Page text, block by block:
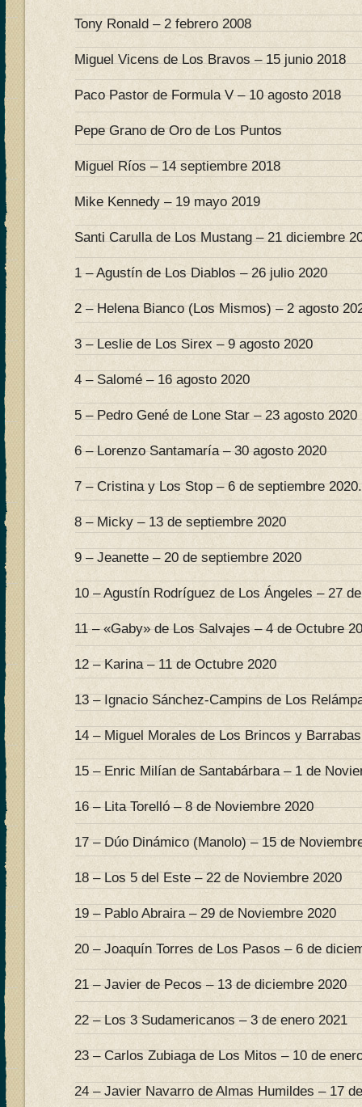
Tony Ronald – 2 febrero 2008
Miguel Vicens de Los Bravos – 15 junio 2018
Paco Pastor de Formula V – 10 agosto 2018
Pepe Grano de Oro de Los Puntos
Miguel Ríos – 14 septiembre 2018
Mike Kennedy – 19 mayo 2019
Santi Carulla de Los Mustang – 21 diciembre
1 – Agustín de Los Diablos – 26 julio 2020
2 – Helena Bianco (Los Mismos) – 2 agosto
3 – Leslie de Los Sirex – 9 agosto 2020
4 – Salomé – 16 agosto 2020
5 – Pedro Gené de Lone Star – 23 agosto 2020
6 – Lorenzo Santamaría – 30 agosto 2020
7 – Cristina y Los Stop – 6 de septiembre 2020.
8 – Micky – 13 de septiembre 2020
9 – Jeanette – 20 de septiembre 2020
10 – Agustín Rodríguez de Los Ángeles – 27
11 – «Gaby» de Los Salvajes – 4 de Octubre
12 – Karina – 11 de Octubre 2020
13 – Ignacio Sánchez-Campins de Los
14 – Miguel Morales de Los Brincos y
15 – Enric Milían de Santabárbara – 1 de
16 – Lita Torelló – 8 de Noviembre 2020
17 – Dúo Dinámico (Manolo) – 15 de
18 – Los 5 del Este – 22 de Noviembre 2020
19 – Pablo Abraira – 29 de Noviembre 2020
20 – Joaquín Torres de Los Pasos – 6 de
21 – Javier de Pecos – 13 de diciembre 2020
22 – Los 3 Sudamericanos – 3 de enero 2021
23 – Carlos Zubiaga de Los Mitos – 10 de
24 – Javier Navarro de Almas Humildes – 17